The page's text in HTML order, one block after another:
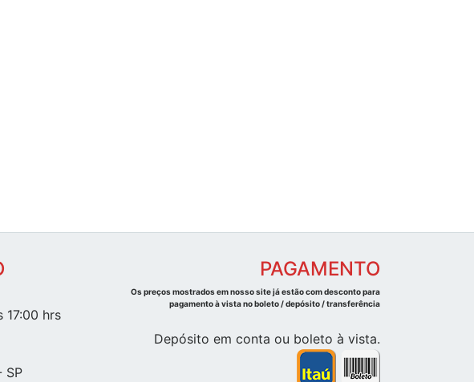
17:00 hrs
SP
PAGAMENTO
Os preços mostrados em nosso site já estão com desconto para
pagamento à vista no boleto / depósito / transferência
Depósito em conta ou boleto à vista.